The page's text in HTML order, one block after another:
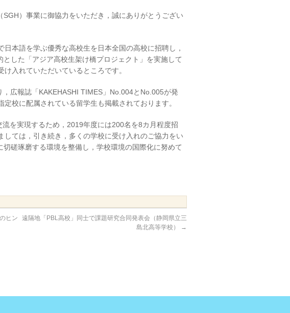
）事業に御協力をいただき，誠にありがとうござい
本語を学ぶ優秀な高校生を日本全国の高校に招聘し，
した「アジア高校生架け橋プロジェクト」を実施して
入れていただいているところです。
広報誌「KAKEHASHI TIMES」No.004とNo.005が発
校に配属されている留学生も掲載されております。
を実現するため，2019年度には200名を8カ月程度招
ては，引き続き，多くの学校に受け入れのご協力をい
磋琢磨する環境を整備し，学校環境の国際化に努めて
ヒン
遠隔地「PBL高校」同士で課題研究合同発表会（静岡県立三
島北高等学校）
→